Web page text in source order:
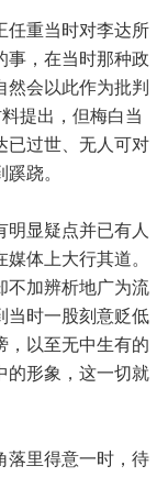
重当时对李达所
事，在当时那种政
会以此作为批判
提出，但梅白当
已过世、无人可对
跷。
显疑点并已有人
体上大行其道。
不加辨析地广为流
当时一股刻意贬低
，以至无中生有的
的形象，这一切就
里得意一时，待